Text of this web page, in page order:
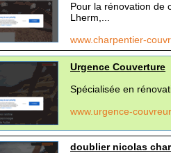
Pour la rénovation de
Lherm,...
www.charpentier-
Urgence Couverture
Spécialisée en
www.urgence-
doublier nicolas